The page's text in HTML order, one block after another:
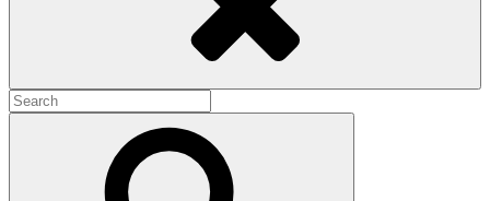
Search
for: